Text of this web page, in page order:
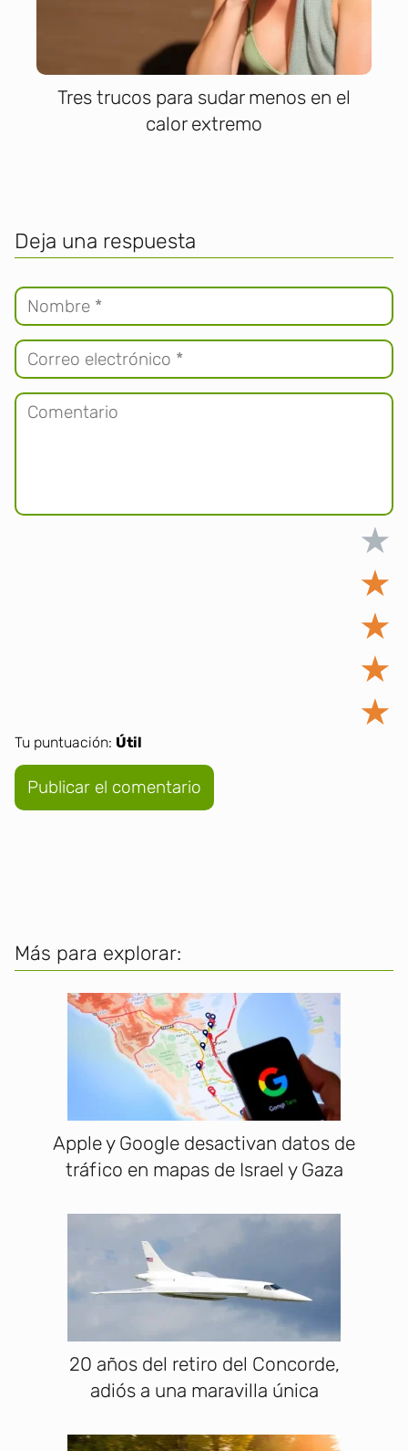
Tres trucos para sudar menos en el
calor extremo
Deja una respuesta
★
★
★
★
★
Tu puntuación: Útil
Más para explorar:
Apple y Google desactivan datos de
tráfico en mapas de Israel y Gaza
20 años del retiro del Concorde,
adiós a una maravilla única